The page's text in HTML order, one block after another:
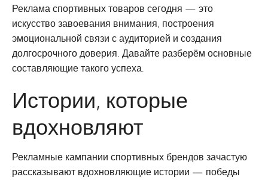
Реклама спортивных товаров сегодня — это
искусство завоевания внимания, построения
эмоциональной связи с аудиторией и создания
долгосрочного доверия. Давайте разберём основные
составляющие такого успеха.
Истории, которые
вдохновляют
Рекламные кампании спортивных брендов зачастую
рассказывают вдохновляющие истории — победы